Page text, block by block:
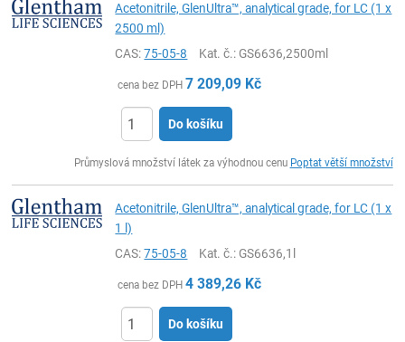
Acetonitrile, GlenUltra™, analytical grade, for LC (1 x
2500 ml)
CAS:75-05-8 Kat. č.: GS6636,2500ml
cena bez DPH 7 209,09 Kč
Do košíku
Průmyslová množství látek za výhodnou cenu Poptat větší množství
Acetonitrile, GlenUltra™, analytical grade, for LC (1 x
1 l)
CAS:75-05-8 Kat. č.: GS6636,1l
cena bez DPH 4 389,26 Kč
Do košíku